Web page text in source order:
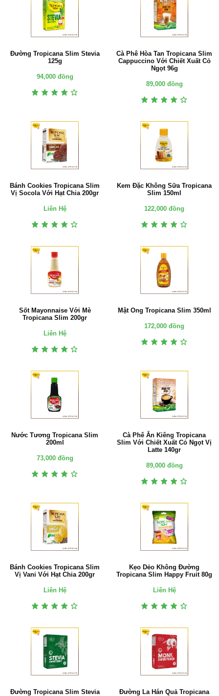
Đường Tropicana Slim Stevia
125g
94,000 đồng
Cà Phê Hòa Tan Tropicana Slim
Cappuccino Với Chiết Xuất Cỏ
Ngọt 96g
89,000 đồng
Bánh Cookies Tropicana Slim
Vị Socola Với Hạt Chia 200gr
Liên Hệ
Kem Đặc Không Sữa Tropicana
Slim 150ml
122,000 đồng
Sốt Mayonnaise Với Mè
Tropicana Slim 200gr
Liên Hệ
Mật Ong Tropicana Slim 350ml
172,000 đồng
Nước Tương Tropicana Slim
200ml
73,000 đồng
Cà Phê Ăn Kiêng Tropicana
Slim Với Chiết Xuất Cỏ Ngọt Vị
Latte 140gr
89,000 đồng
Bánh Cookies Tropicana Slim
Vị Vani Với Hạt Chia 200gr
Liên Hệ
Kẹo Dẻo Không Đường
Tropicana Slim Happy Fruit 80g
Liên Hệ
Đường Tropicana Slim Stevia
Đường La Hán Quả Tropicana